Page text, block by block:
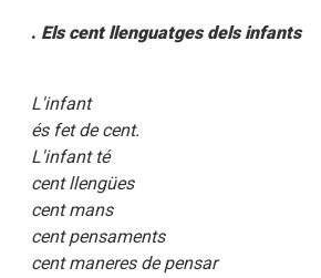
. Els cent llenguatges dels infants
L'infant
és fet de cent.
L'infant té
cent llengües
cent mans
cent pensaments
cent maneres de pensar